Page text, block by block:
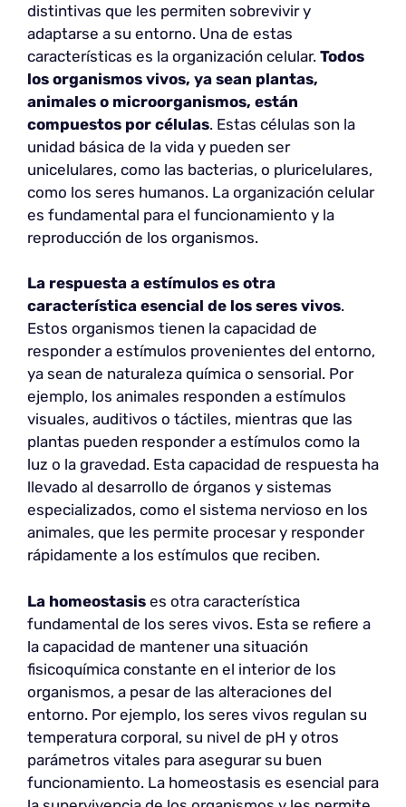
distintivas que les permiten sobrevivir y
adaptarse a su entorno. Una de estas
características es la organización celular. Todos
los organismos vivos, ya sean plantas,
animales o microorganismos, están
compuestos por células. Estas células son la
unidad básica de la vida y pueden ser
unicelulares, como las bacterias, o pluricelulares,
como los seres humanos. La organización celular
es fundamental para el funcionamiento y la
reproducción de los organismos.
La respuesta a estímulos es otra
característica esencial de los seres vivos.
Estos organismos tienen la capacidad de
responder a estímulos provenientes del entorno,
ya sean de naturaleza química o sensorial. Por
ejemplo, los animales responden a estímulos
visuales, auditivos o táctiles, mientras que las
plantas pueden responder a estímulos como la
luz o la gravedad. Esta capacidad de respuesta ha
llevado al desarrollo de órganos y sistemas
especializados, como el sistema nervioso en los
animales, que les permite procesar y responder
rápidamente a los estímulos que reciben.
La homeostasis es otra característica
fundamental de los seres vivos. Esta se refiere a
la capacidad de mantener una situación
fisicoquímica constante en el interior de los
organismos, a pesar de las alteraciones del
entorno. Por ejemplo, los seres vivos regulan su
temperatura corporal, su nivel de pH y otros
parámetros vitales para asegurar su buen
funcionamiento. La homeostasis es esencial para